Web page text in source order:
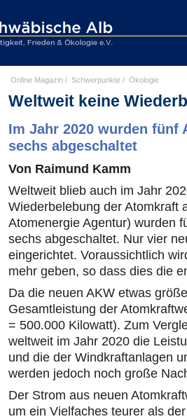
Online Magazin / Schwerpunkte / Ökologie
Weltweit keine
Im Jahr 2020 wurden fünf
sechs abgeschaltet
Von Raimund Kamm
Weltweit blieb auch im Jahr
Wiederbelebung der Atomkraft
Atomenergie Agentur) wurden
sechs abgeschaltet. Nur vier
eingerichtet. Voraussichtlich
mehr geben, so dass dies die
Da die neuen AKW etwas
Gesamtleistung der
= 500.000 Kilowatt). Zum
weltweit im Jahr 2020 die
und die der Windkraftanlagen
werden jedoch noch große
Der Strom aus neuen
um ein Vielfaches teurer als